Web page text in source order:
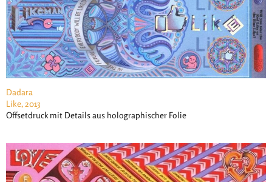
Dadara
Like, 2013
Offsetdruck mit Details aus holographischer Folie